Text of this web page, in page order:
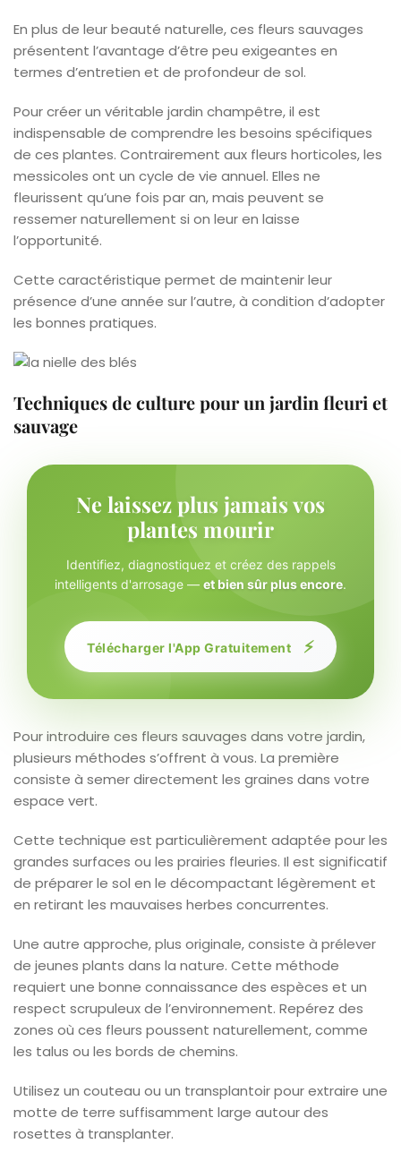
En plus de leur beauté naturelle, ces fleurs sauvages
présentent l’avantage d’être peu exigeantes en
termes d’entretien et de profondeur de sol.
Pour créer un véritable jardin champêtre, il est
indispensable de comprendre les besoins spécifiques
de ces plantes. Contrairement aux fleurs horticoles, les
messicoles ont un cycle de vie annuel. Elles ne
fleurissent qu’une fois par an, mais peuvent se
ressemer naturellement si on leur en laisse
l’opportunité.
Cette caractéristique permet de maintenir leur
présence d’une année sur l’autre, à condition d’adopter
les bonnes pratiques.
Techniques de culture pour un jardin fleuri et
sauvage
Ne laissez plus jamais vos
plantes mourir
Identifiez, diagnostiquez et créez des rappels
intelligents d'arrosage — et bien sûr plus encore.
Télécharger l'App Gratuitement ⚡
Pour introduire ces fleurs sauvages dans votre jardin,
plusieurs méthodes s’offrent à vous. La première
consiste à semer directement les graines dans votre
espace vert.
Cette technique est particulièrement adaptée pour les
grandes surfaces ou les prairies fleuries. Il est significatif
de préparer le sol en le décompactant légèrement et
en retirant les mauvaises herbes concurrentes.
Une autre approche, plus originale, consiste à prélever
de jeunes plants dans la nature. Cette méthode
requiert une bonne connaissance des espèces et un
respect scrupuleux de l’environnement. Repérez des
zones où ces fleurs poussent naturellement, comme
les talus ou les bords de chemins.
Utilisez un couteau ou un transplantoir pour extraire une
motte de terre suffisamment large autour des
rosettes à transplanter.